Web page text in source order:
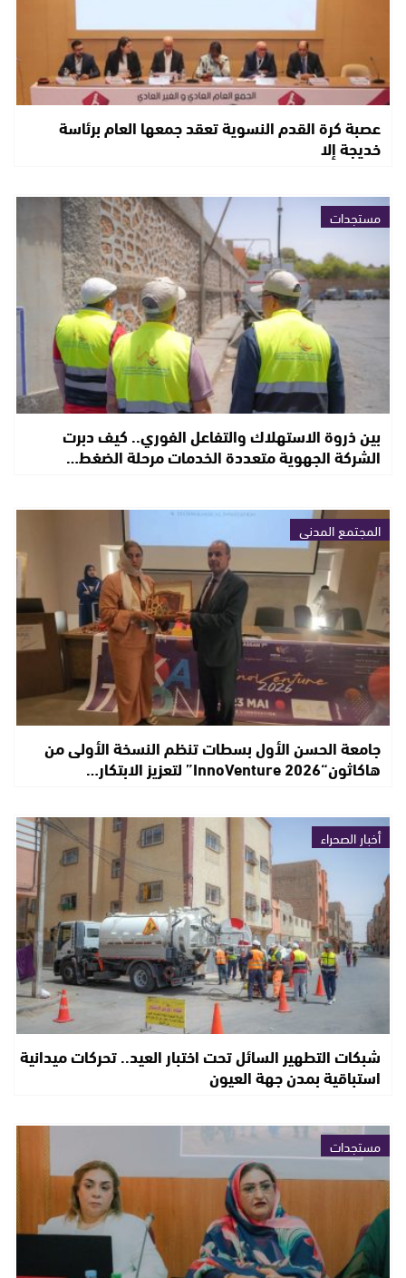
عصبة كرة القدم النسوية تعقد جمعها العام برئاسة
خديجة إلا
مستجدات
بين ذروة الاستهلاك والتفاعل الفوري.. كيف دبرت
الشركة الجهوية متعددة الخدمات مرحلة الضغط…
المجتمع المدني
جامعة الحسن الأول بسطات تنظم النسخة الأولى من
هاكاثون“InnoVenture 2026” لتعزيز الابتكار…
أخبار الصحراء
شبكات التطهير السائل تحت اختبار العيد.. تحركات ميدانية
استباقية بمدن جهة العيون
مستجدات